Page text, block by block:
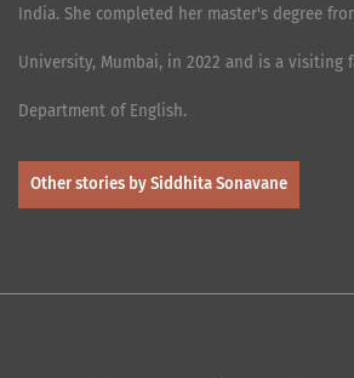
India. She completed her master's degree
University, Mumbai, in 2022 and is a visiting
Department of English.
Other stories by Siddhita Sonavane